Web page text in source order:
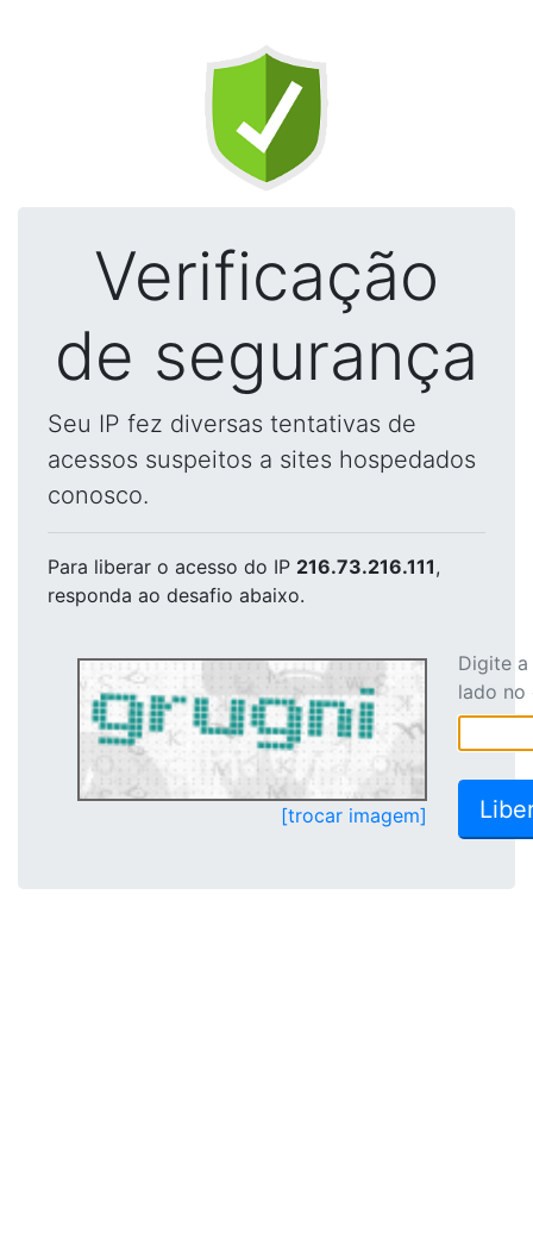
Verificação
de segurança
Seu IP fez diversas tentativas de
acessos suspeitos a sites hospedados
conosco.
Para liberar o acesso do IP 216.73.216.111,
responda ao desafio abaixo.
[trocar imagem]
Digite
lado no